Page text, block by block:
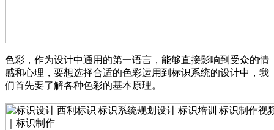
色彩，作为设计中通用的第一语言，能够直接影响到受众的情
感和心理，要想选择合适的色彩运用到标识系统的设计中，我
们首先要了解各种色彩的基本原理。